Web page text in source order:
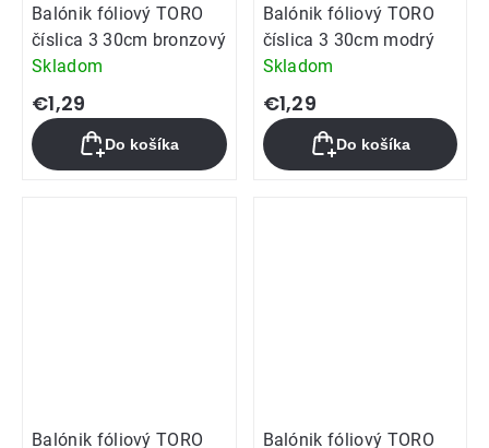
Balónik fóliový TORO
číslica 3 30cm bronzový
Skladom
€1,29
Do košíka
Balónik fóliový TORO
číslica 3 30cm modrý
Skladom
€1,29
Do košíka
Balónik fóliový TORO
Balónik fóliový TORO